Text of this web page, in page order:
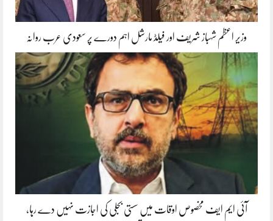
وزیر اعظم شہباز شریف اور فیلڈ مارشل اہم دورے پر سعودی عرب روانہ
آئی ایم ایف مخصوص اوقات میں سستی بجلی کی اجازت نہیں دے رہا،